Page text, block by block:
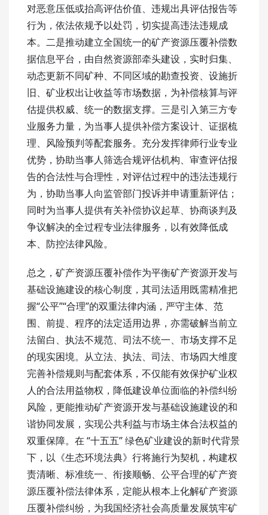
对恶意压低或抬高评估价值、违规出具评估报告等
行为，依法依规予以处罚，切实提高违法违规成
本。二是推动建立全国统一的矿产资源压覆补偿数
据信息平台，由自然资源部牵头建设，实时归集、
动态更新不同矿种、不同区域的勘查投资、设施折
旧、矿业权出让收益等市场数据，为补偿核算与评
估提供权威、统一的数据支撑。三是引入第三方专
业服务力量，为当事人提供补偿方案设计、证据梳
理、风险预判等配套服务。充分发挥律师行业专业
优势，协助当事人筛选合规评估机构、审查评估报
告的合法性与合理性，对评估过程中的违法违规行
为，协助当事人向监管部门投诉并申请重新评估；
同时为当事人提供有关补偿协议起草、协商谈判及
争议解决的全过程专业法律服务，以有效降低成
本、防控法律风险。
总之，矿产资源压覆补偿作为平衡矿产资源开发与
基础设施建设的核心制度，其司法适用既需精准把
握“公平”“合理”的双重法律内涵，严守主体、范
围、前提、程序的法定适用边界，亦需破解当前立
法留白、执法不规范、司法不统一、市场支撑不足
的现实困境。从立法、执法、司法、市场四大维度
完善补偿规则与配套体系，不仅能有效保护矿业权
人的合法用益物权，降低建设单位面临的补偿纠纷
风险，更能推动矿产资源开发与基础设施建设的和
谐协同发展，实现公共利益与市场主体合法权益的
双重保障。在 “十五五” 绿色矿业建设的新时代背景
下，以《生态环境法典》行将施行为契机，构建权
责清晰、标准统一、衔接顺畅、公平合理的矿产资
源压覆补偿法律体系，定能从根本上化解矿产资源
压覆补偿纠纷，为我国经济社会高质量发展筑牢矿